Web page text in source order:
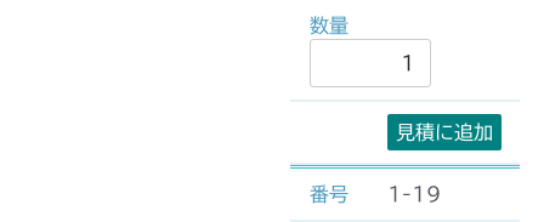
見積に追加
1-19